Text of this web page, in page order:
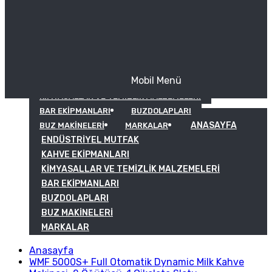
KIMYASALLAR VE TEMIZLIK MALZEMELERI
BAR EKIPMANLARI
BUZDOLAPLARI
BUZ MAKINELERI
MARKALAR
Mobil Menü
ANASAYFA
ENDÜSTRIYEL MUTFAK
KAHVE EKIPMANLARI
KIMYASALLAR VE TEMIZLIK MALZEMELERI
BAR EKIPMANLARI
BUZDOLAPLARI
BUZ MAKINELERI
MARKALAR
Anasayfa
WMF 5000S+ Full Otomatik Dynamic Milk Kahve